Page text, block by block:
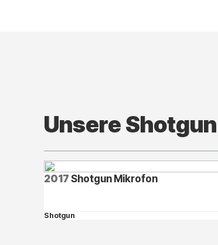
Unsere
2017Shotgun Mikrofon
Shotgun